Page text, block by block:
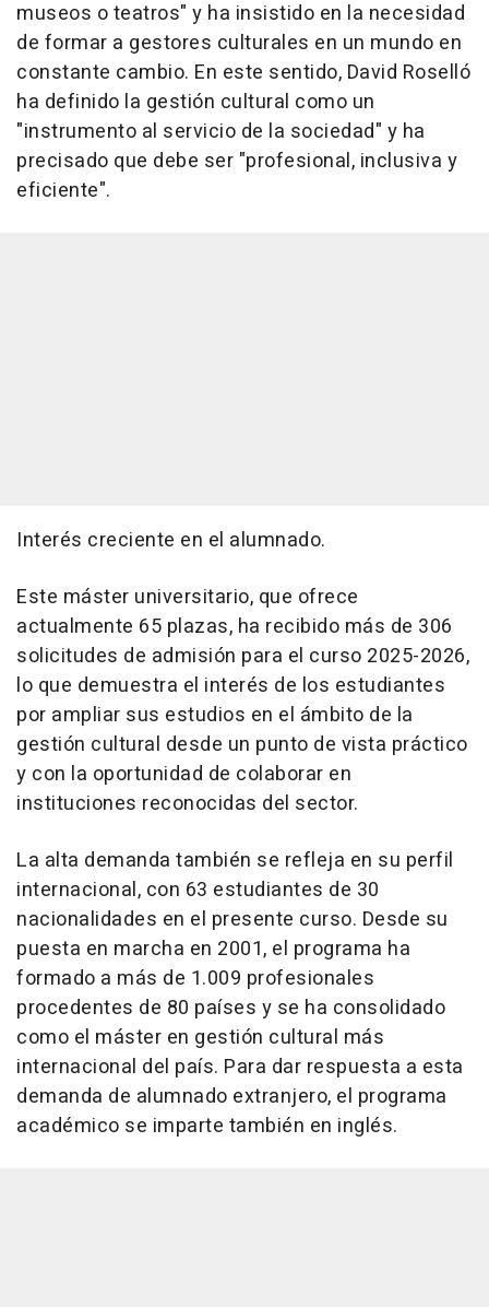
museos o teatros" y ha insistido en la necesidad
de formar a gestores culturales en un mundo en
constante cambio. En este sentido, David Roselló
ha definido la gestión cultural como un
"instrumento al servicio de la sociedad" y ha
precisado que debe ser "profesional, inclusiva y
eficiente".
Interés creciente en el alumnado.
Este máster universitario, que ofrece
actualmente 65 plazas, ha recibido más de 306
solicitudes de admisión para el curso 2025-2026,
lo que demuestra el interés de los estudiantes
por ampliar sus estudios en el ámbito de la
gestión cultural desde un punto de vista práctico
y con la oportunidad de colaborar en
instituciones reconocidas del sector.
La alta demanda también se refleja en su perfil
internacional, con 63 estudiantes de 30
nacionalidades en el presente curso. Desde su
puesta en marcha en 2001, el programa ha
formado a más de 1.009 profesionales
procedentes de 80 países y se ha consolidado
como el máster en gestión cultural más
internacional del país. Para dar respuesta a esta
demanda de alumnado extranjero, el programa
académico se imparte también en inglés.